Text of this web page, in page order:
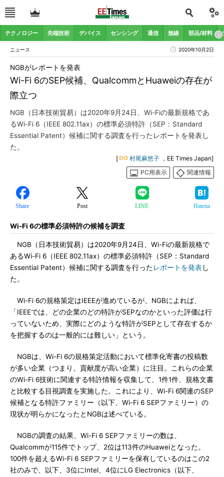
テクノロジー 先端技術 デバイス センシング 通信 無線 部品/材料
ニュース 2020年10月2日
Wi-Fi 6のSEP候補、QualcommとHuaweiの存在が
際立つ
NGBがレポートを発表
NGB（日本技術貿易）は2020年9月24日、Wi-Fiの最新規格であ
るWi-Fi 6（IEEE 802.11ax）の標準必須特許（SEP：Standard
Essential Patent）候補に関する調査を行ったレポートを発表し
た。
[ 村尾麻悠子 ，EE Times Japan]
PC用表示
関連情報
Share Post LINE Hatena
Wi-Fi 6の標準必須特許の候補を調査
NGB（日本技術貿易）は2020年9月24日、Wi-Fiの最新規格で
あるWi-Fi 6（IEEE 802.11ax）の標準必須特許（SEP：Standard
Essential Patent）候補に関する調査を行ったレポートを発表し
た。
Wi-Fi 6の規格策定はIEEEが進めているが、NGBによれば、
「IEEEでは、どの企業のどの特許がSEPなのかといった評価は行
っていないため、実際にどのような特許がSEPとして存在するか
を把握するのは一般的には難しい」という。
NGBは、Wi-Fi 6の規格策定活動において標準化寄書の投稿数
が多い企業（つまり、貢献度が高い企業）に注目。これらの企業
のWi-Fi 6技術に関連する特許情報を収集して、1件1件、規格文書
と比較する目視調査を実施した。これにより、Wi-Fi 6関連のSEP
候補となる特許ファミリー（以下、Wi-Fi 6 SEPファミリー）の
現状が明らかになったとNGBは述べている。
NGBの調査の結果、Wi-Fi 6 SEPファミリーの数は、
Qualcommが115件でトップ、2位は113件のHuaweiとなった。
100件を超えるWi-Fi 6 SEPファミリーを保有しているのはこの2
社のみで、以下、3位にIntel、4位にLG Electronics（以下、